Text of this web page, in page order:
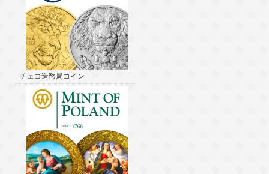
チェコ造幣局コイン